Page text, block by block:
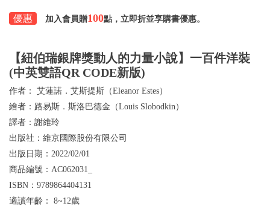
優惠 加入會員贈100點，立即折並享購書優惠。
【紐伯瑞銀牌獎動人的力量小說】一百件洋裝
(中英雙語QR CODE新版)
作者： 艾蓮諾．艾斯提斯（Eleanor Estes）
繪者： 路易斯．斯洛巴德金（Louis Slobodkin）
譯者： 謝維玲
出版社： 維京國際股份有限公司
出版日期： 2022/02/01
商品編號： AC062031_
ISBN： 9789864404131
適讀年齡： 8~12歲